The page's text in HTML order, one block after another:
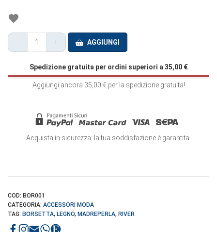
-
Borsa
Bianca
Legno
BOR001
+ AGGIUNGI
Spedizione gratuita per ordini superiori a 35,00 €
Aggiungi ancora 35,00 €per la spedizione gratuita!
Acquista in sicurezza: la tua soddisfazione è garantita.
COD: BOR001
CATEGORIA: ACCESSORI MODA
TAG: BORSETTA, LEGNO, MADREPERLA, RIVER